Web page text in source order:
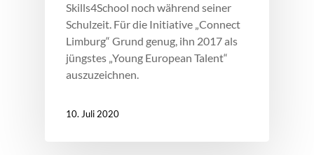
Skills4School noch während seiner
Schulzeit. Für die Initiative „Connect
Limburg“ Grund genug, ihn 2017 als
jüngstes „Young European Talent“
auszuzeichnen.
10. Juli 2020